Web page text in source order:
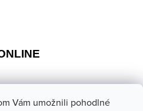
Vám umožnili pohodlné